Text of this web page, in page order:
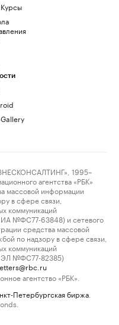
1995–
агентства «РБК»
массовой информации
в сфере связи,
коммуникаций
ИА №ФС77-63848) и сетевого
средства массовой
по надзору в сфере связи,
коммуникаций
ЭЛ №ФС77-82385)
агентство «РБК».
Петербургская биржа